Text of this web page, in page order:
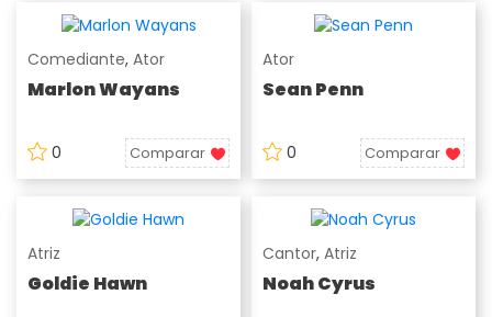
Comediante, Ator
Marlon Wayans
0 Comparar
Ator
Sean Penn
0 Comparar
Atriz
Goldie Hawn
Cantor, Atriz
Noah Cyrus